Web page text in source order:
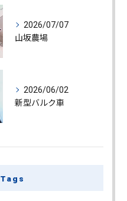
2026/07/07
山坂農場
2026/06/02
新型バルク車
Tags